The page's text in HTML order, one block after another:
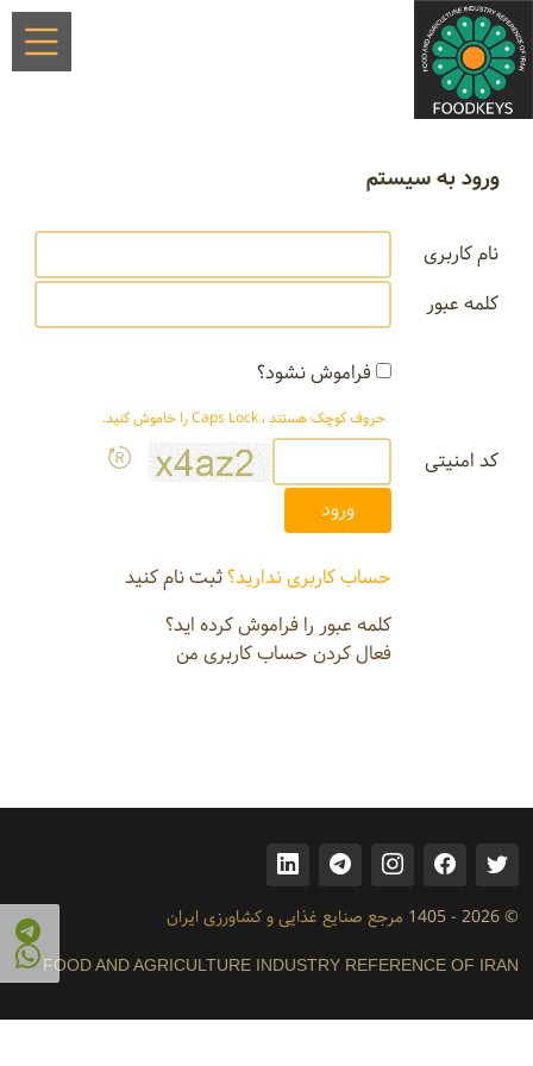
ورود به سیستم
نام کاربری
کلمه عبور
فراموش نشود؟
حروف کوچک هستند ، Caps Lock را خاموش کنید.
کد امنیتی
حساب کاربری ندارید؟ثبت نام کنید
کلمه عبور را فراموش کرده اید؟
فعال کردن حساب کاربری من
© 2026 - 1405 مرجع صنایع غذایی و کشاورزی ایران
FOOD AND AGRICULTURE INDUSTRY REFERENCE OF IRAN